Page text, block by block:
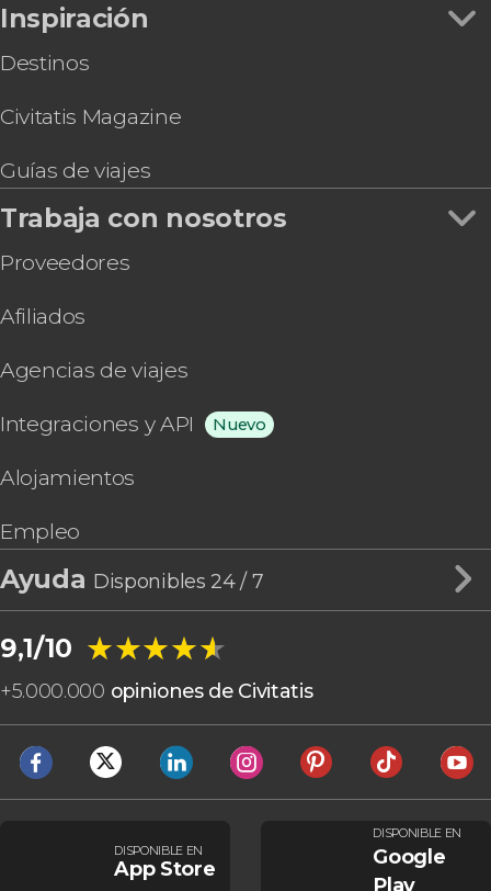
Inspiración
Destinos
Civitatis Magazine
Guías de viajes
Trabaja con nosotros
Proveedores
Afiliados
Agencias de viajes
Integraciones y API Nuevo
Alojamientos
Empleo
Ayuda Disponibles 24 / 7
9,1/10 ★★★★★
★★★★★
+5.000.000 opiniones de Civitatis
DISPONIBLE EN
App Store
DISPONIBLE EN
Google
Play